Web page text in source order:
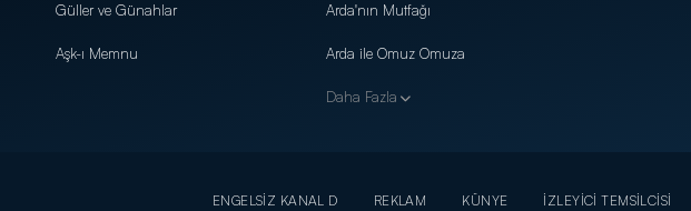
Güller ve Günahlar
Aşk-ı Memnu
Arda'nın Mutfağı
Arda ile Omuz Omuza
Daha Fazla
ENGELSİZ KANAL D REKLAM KÜNYE İZLEYİCİ TEMSİLCİSİ